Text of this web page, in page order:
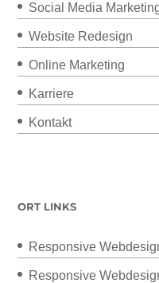
Social Media
Website Redesign
Online Marketing
Karriere
Kontakt
ORT LINKS
Responsive
Responsive